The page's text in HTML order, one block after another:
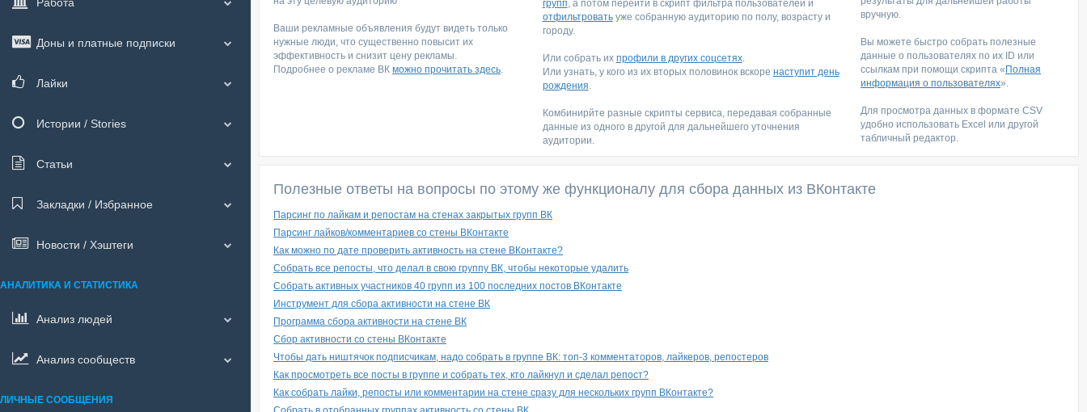
Ваши рекламные объявления будут видеть только
нужные люди, что существенно повысит их
эффективность и снизит цену рекламы.
Подробнее о рекламе ВК можно прочитать здесь.
групп, а потом перейти в скрипт фильтра пользователей и
отфильтроватьуже собранную аудиторию по полу, возрасту и
городу.
Или собрать их профили в других соцсетях.
Или узнать, у кого из их вторых половинок вскоре наступит день
рождения.
Комбинирйте разные скрипты сервиса, передавая собранные
данные из одного в другой для дальнейшего уточнения
аудитории.
вручную.
Вы можете быстро собрать полезные
данные о пользователях по их ID или
ссылкам при помощи скрипта « Полная
информация о пользователях».
Для просмотра данных в формате CSV
удобно использовать Excel или другой
табличный редактор.
Полезные ответы на вопросы по этому же функционалу для сбора данных из ВКонтакте
Парсинг по лайкам и репостам на стенах закрытых групп ВК
Парсинг лайков/комментариев со стены ВКонтакте
Как можно по дате проверить активность на стене ВКонтакте?
Собрать все репосты, что делал в свою группу ВК, чтобы некоторые удалить
Собрать активных участников 40 групп из 100 последних постов ВКонтакте
Инструмент для сбора активности на стене ВК
Программа сбора активности на стене ВК
Сбор активности со стены ВКонтакте
Чтобы дать ништячок подписчикам, надо собрать в группе ВК: топ-3 комментаторов, лайкеров, репостеров
Как просмотреть все посты в группе и собрать тех, кто лайкнул и сделал репост?
Как собрать лайки, репосты или комментарии на стене сразу для нескольких групп ВКонтакте?
Доны и платные подписки
Лайки
Истории / Stories
Статьи
Закладки / Избранное
Новости / Хэштеги
АНАЛИТИКА И СТАТИСТИКА
Анализ людей
Анализ сообществ
ЛИЧНЫЕ СООБЩЕНИЯ